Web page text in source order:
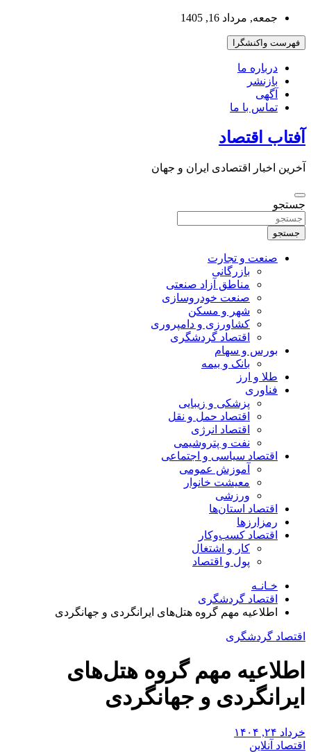
بروید
جمعه, مرداد 16, 1405
فهرست واکنشگرا
درباره ما
بازنشر
آگهی
تماس با ما
آفتاب اقتصاد
آخرین اخبار اقتصادی ایران و جهان
جستجو
جستجو
صنعت و تجارت
بازرگانی
مناطق آزاد صنعتی
صنعت خودروسازی
شهر و مسکن
کشاورزی و دامپروری
اقتصاد گردشگری
بورس و سهام
بانک و بیمه
طلا و ارز
فناوری
پزشکی و زیبایی
اقتصاد حمل و نقل
اقتصاد انرژی
نفت و پتروشیمی
اقتصاد سیاسی و اجتماعی
آموزش عمومی
معیشت خانوار
ورزشی
اقتصاد استان‌ها
رمزارزها
اقتصاد کسب‌و‌کار
کار و اشتغال
پول و اقتصاد
خـانـه
اقتصاد گردشگری
اطلاعیه مهم گروه هتل‌های ایرانگردی و جهانگردی
اقتصاد گردشگری
اطلاعیه مهم گروه هتل‌های
ایرانگردی و جهانگردی
خرداد ۲۴, ۱۴۰۴
اقتصاد آنلاین